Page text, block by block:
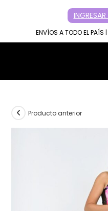
contenidoENVÍOS A TODO EL PAÍS
Producto anterior